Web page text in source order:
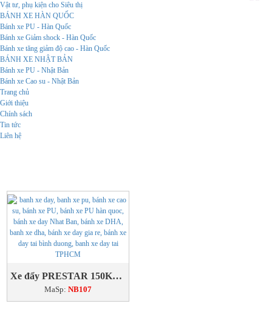
Vật tư, phụ kiện cho Siêu thị
BÁNH XE HÀN QUỐC
Bánh xe PU - Hàn Quốc
Bánh xe Giảm shock - Hàn Quốc
Bánh xe tăng giảm độ cao - Hàn Quốc
BÁNH XE NHẬT BẢN
Bánh xe PU - Nhật Bản
Bánh xe Cao su - Nhật Bản
Trang chủ
Giới thiệu
Chính sách
Tin tức
Liên hệ
Xe đẩy PRESTAR 150Kg lồng thép
MaSp: NB107